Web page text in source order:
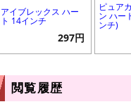
アイブレックス ハー
ト 14インチ
297円
ピュア
ン ハー
ンチ)
閲覧履歴